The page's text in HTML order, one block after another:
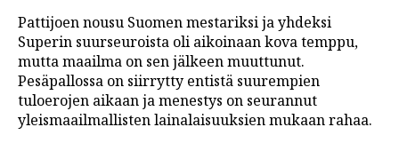
Pattijoen nousu Suomen mestariksi ja yhdeksi
Superin suurseuroista oli aikoinaan kova temppu,
mutta maailma on sen jälkeen muuttunut.
Pesäpallossa on siirrytty entistä suurempien
tuloerojen aikaan ja menestys on seurannut
yleismaailmallisten lainalaisuuksien mukaan rahaa.